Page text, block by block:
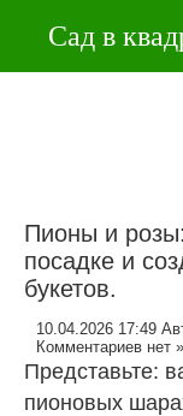
Пионы и
посадке и
букетов.
10.04.2026 17:49
Комментариев нет »
Представьте:
пионовых
Сад в